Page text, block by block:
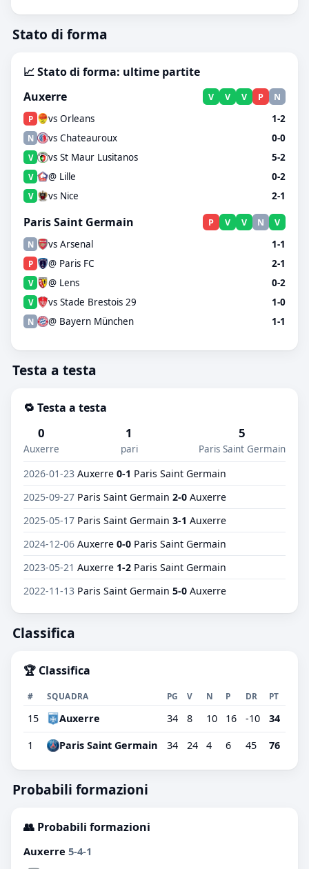
Stato di forma
📈 Stato di forma: ultime partite
Auxerre
V V V P N
P vs Orleans 1-2
N vs Chateauroux 0-0
V vs St Maur Lusitanos 5-2
V @ Lille 0-2
V vs Nice 2-1
Paris Saint Germain P V V N V
N vs Arsenal 1-1
P @ Paris FC 2-1
V @ Lens 0-2
V vs Stade Brestois 29 1-0
N @ Bayern München 1-1
Testa a testa
🔁 Testa a testa
0
Auxerre
1
pari
5
Paris Saint Germain
2026-01-23 Auxerre 0-1 Paris Saint Germain
2025-09-27 Paris Saint Germain 2-0 Auxerre
2025-05-17 Paris Saint Germain 3-1 Auxerre
2024-12-06 Auxerre 0-0 Paris Saint Germain
2023-05-21 Auxerre 1-2 Paris Saint Germain
2022-11-13 Paris Saint Germain 5-0 Auxerre
Classifica
🏆 Classifica
# SQUADRA PG V N P DR PT
15 Auxerre 34 8 10 16 -10 34
1 Paris Saint Germain 34 24 4 6 45 76
Probabili formazioni
👥 Probabili formazioni
Auxerre 5-4-1